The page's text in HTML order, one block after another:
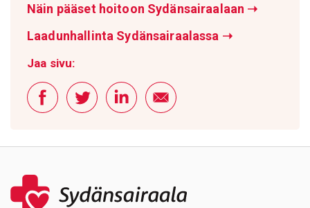
Näin pääset hoitoon Sydänsairaalaan ➝
Laadunhallinta Sydänsairaalassa ➝
Jaa sivu: